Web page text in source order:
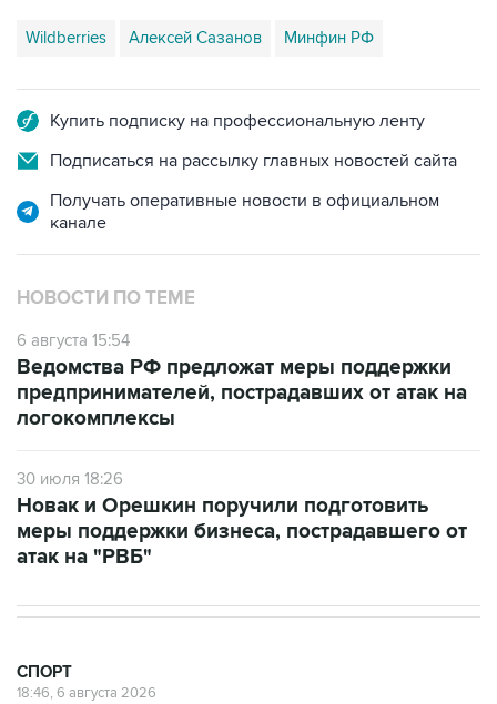
Wildberries Алексей Сазанов Минфин РФ
Купить подписку на профессиональную ленту
Подписаться на рассылку главных новостей сайта
Получать оперативные новости в официальном
канале
НОВОСТИ ПО ТЕМЕ
6 августа 15:54
Ведомства РФ предложат меры поддержки
предпринимателей, пострадавших от атак на
логокомплексы
30 июля 18:26
Новак и Орешкин поручили подготовить
меры поддержки бизнеса, пострадавшего от
атак на "РВБ"
СПОРТ
18:46, 6 августа 2026